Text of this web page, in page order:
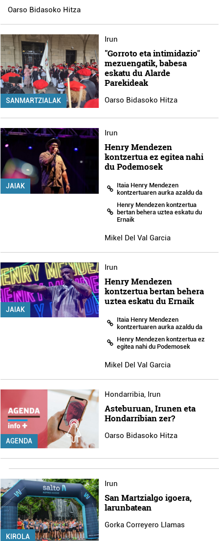
Oarso Bidasoko Hitza
SANMARTZIALAK
Irun
"Gorroto eta intimidazio"
mezuengatik, babesa
eskatu du Alarde
Parekideak
Oarso Bidasoko Hitza
JAIAK
Irun
Henry Mendezen
kontzertua ez egitea nahi
du Podemosek
Itaia Henry Mendezen
kontzertuaren aurka azaldu da
Henry Mendezen kontzertua
bertan behera uztea eskatu du
Ernaik
Mikel Del Val Garcia
JAIAK
Irun
Henry Mendezen
kontzertua bertan behera
uztea eskatu du Ernaik
Itaia Henry Mendezen
kontzertuaren aurka azaldu da
Henry Mendezen kontzertua ez
egitea nahi du Podemosek
Mikel Del Val Garcia
AGENDA
Hondarribia, Irun
Asteburuan, Irunen eta
Hondarribian zer?
Oarso Bidasoko Hitza
KIROLA
Irun
San Martzialgo igoera,
larunbatean
Gorka Correyero Llamas